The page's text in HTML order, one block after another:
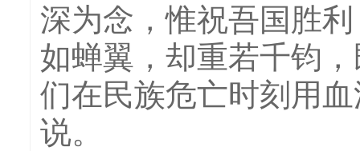
深为念，惟祝吾国胜
如蝉翼，却重若千钧
们在民族危亡时刻用
说。